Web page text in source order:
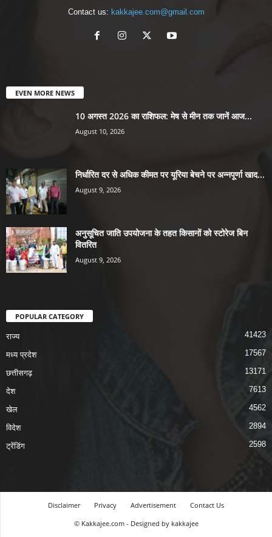
Contact us: kakkajee.com@gmail.com
EVEN MORE NEWS
10 अगस्त 2026 का राशिफल: मेष से मीन तक जानें आज...
August 10, 2026
निर्धारित दर से अधिक कीमत पर यूरिया बेचने पर अन्नपूर्णा खाद...
August 9, 2026
अनुसूचित जाति उपयोजना के तहत किसानों को स्टोरेज बिन
वितरित
August 9, 2026
POPULAR CATEGORY
राज्य 41423
मध्य प्रदेश 17567
छत्तीसगढ़ 13171
देश 7613
खेल 4562
विदेश 2894
ट्रेंडिंग 2598
Disclaimer Privacy Advertisement
Contact Us
© Kakkajee.com - Designed by kakkajee